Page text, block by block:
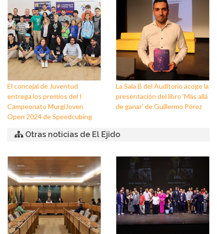
Nuestra Señora de los Dolores
de Balerma
El concejal de Juventud
entrega los premios del I
Campeonato MurgiJoven
Open 2024 de Speedcubing
La Sala B del Auditorio acoge la
presentación del libro ‘Más allá
de ganar’ de Guillermo Pérez
Otras noticias de El Ejido